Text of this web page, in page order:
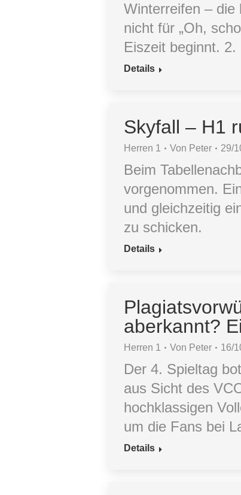
Winterreifen –
nicht für „Oh,
Eiszeit beginnt.
Details
Skyfall – H1
Herren 1 Von Peter 29/
Beim
vorgenommen.
und gleichzeitig
zu schicken.
Details
aberkannt?
Herren 1 Von Peter 16/
Der 4. Spieltag
aus Sicht des
hochklassigen
um die Fans bei
Details